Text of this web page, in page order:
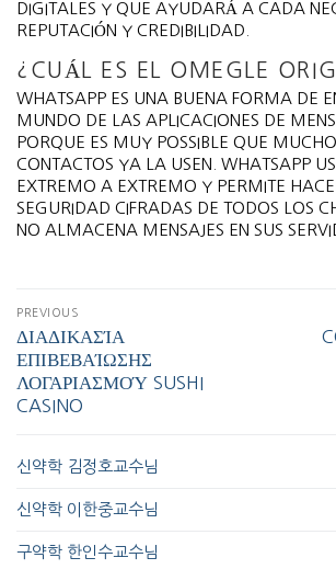
DIGITALES Y QUE AYUDARÁ A CADA
REPUTACIÓN Y CREDIBILIDAD.
¿CUÁL ES EL OMEGLE
WHATSAPP ES UNA BUENA FORMA DE
MUNDO DE LAS APLICACIONES DE
PORQUE ES MUY POSSIBLE QUE
CONTACTOS YA LA USEN. WHATSAPP
EXTREMO A EXTREMO Y PERMITE
SEGURIDAD CIFRADAS DE TODOS LOS
NO ALMACENA MENSAJES EN SUS
PREVIOUS
ΔΙΑΔΙΚΑΣΊΑ
ΕΠΙΒΕΒΑΊΩΣΗΣ
ΛΟΓΑΡΙΑΣΜΟΎ SUSHI
CASINO
신약학 김정호교수님
신약학 이한중교수님
구약학 한인수교수님